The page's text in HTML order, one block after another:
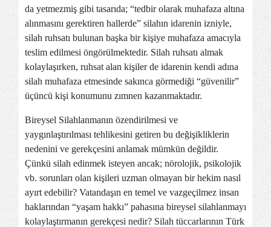
da yetmezmiş gibi tasarıda; “tedbir olarak muhafaza altına
alınmasını gerektiren hallerde” silahın idarenin izniyle,
silah ruhsatı bulunan başka bir kişiye muhafaza amacıyla
teslim edilmesi öngörülmektedir. Silah ruhsatı almak
kolaylaşırken, ruhsat alan kişiler de idarenin kendi adına
silah muhafaza etmesinde sakınca görmediği “güvenilir”
üçüncü kişi konumunu zımnen kazanmaktadır.
Bireysel Silahlanmanın özendirilmesi ve
yaygınlaştırılması tehlikesini getiren bu değişikliklerin
nedenini ve gerekçesini anlamak mümkün değildir.
Çünkü silah edinmek isteyen ancak; nörolojik, psikolojik
vb. sorunları olan kişileri uzman olmayan bir hekim nasıl
ayırt edebilir? Vatandaşın en temel ve vazgeçilmez insan
haklarından “yaşam hakkı” pahasına bireysel silahlanmayı
kolaylaştırmanın gerekçesi nedir? Silah tüccarlarının Türk